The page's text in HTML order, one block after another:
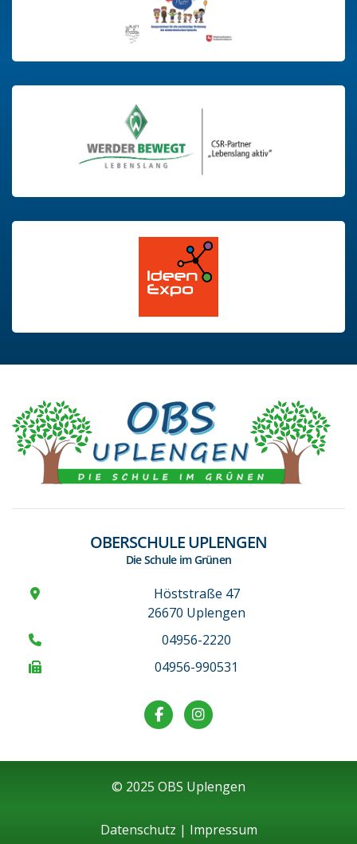
OBERSCHULE UPLENGEN
Die Schule im Grünen
Höststraße 47
26670 Uplengen
04956-2220
04956-990531
© 2025 OBS Uplengen
Datenschutz | Impressum